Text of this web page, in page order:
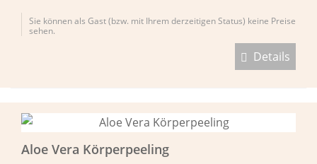
Sie können als Gast (bzw. mit Ihrem derzeitigen Status) keine Preise
sehen.
Details
Aloe Vera Körperpeeling